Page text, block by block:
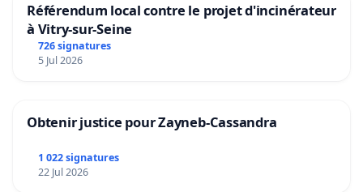
Référendum local contre le projet d'incinérateur
à Vitry-sur-Seine
726 signatures
5 Jul 2026
Obtenir justice pour Zayneb-Cassandra
1 022 signatures
22 Jul 2026